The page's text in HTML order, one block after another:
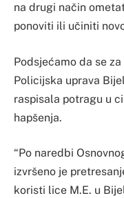
na drugi način
ponoviti ili učiniti
Podsjećamo da se
Policijska uprava
raspisala potragu u
hapšenja.
“Po naredbi
izvršeno je
koristi lice M.E. u